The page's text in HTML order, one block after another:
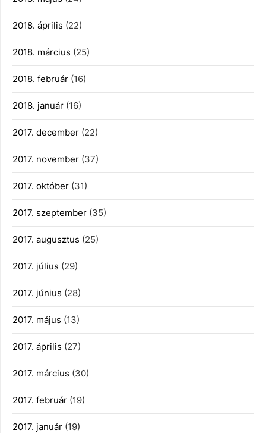
2018. április (22)
2018. március (25)
2018. február (16)
2018. január (16)
2017. december (22)
2017. november (37)
2017. október (31)
2017. szeptember (35)
2017. augusztus (25)
2017. július (29)
2017. június (28)
2017. május (13)
2017. április (27)
2017. március (30)
2017. február (19)
2017. január (19)